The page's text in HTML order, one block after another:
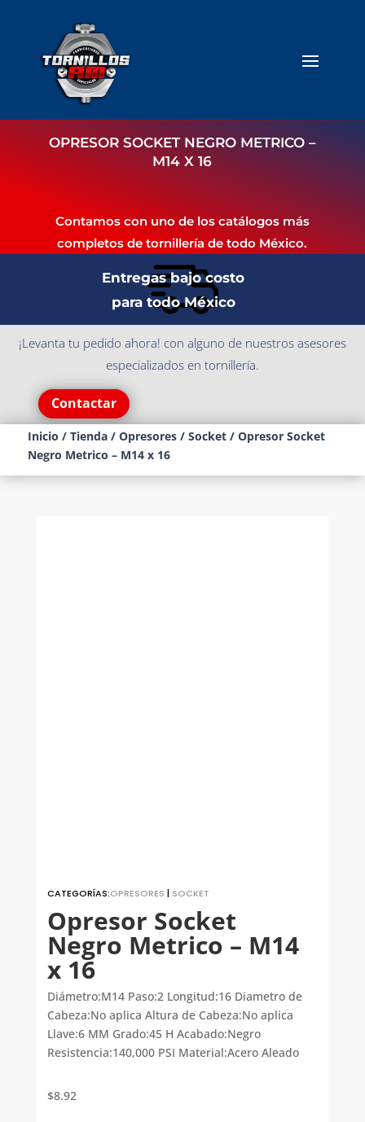
OPRESOR SOCKET NEGRO METRICO –
M14 X 16
Contamos con uno de los catálogos más
completos de tornillería de todo México.
Entregas bajo costo
para todo México
¡Levanta tu pedido ahora! con alguno de nuestros asesores
especializados en tornillería.
Contactar
Inicio / Tienda/ Opresores/ Socket/ Opresor Socket
Negro Metrico – M14 x 16
CATEGORÍAS:OPRESORES | SOCKET
Opresor Socket
Negro Metrico – M14
x 16
Diámetro:M14 Paso:2 Longitud:16 Diametro de
Cabeza:No aplica Altura de Cabeza:No aplica
Llave:6 MM Grado:45 H Acabado:Negro
Resistencia:140,000 PSI Material:Acero Aleado
$8.92